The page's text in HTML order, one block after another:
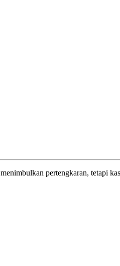
menimbulkan pertengkaran, tetapi